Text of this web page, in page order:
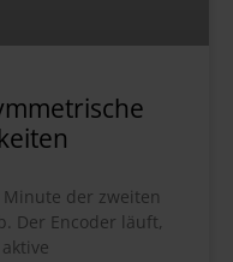
der zweiten
Der Encoder läuft,